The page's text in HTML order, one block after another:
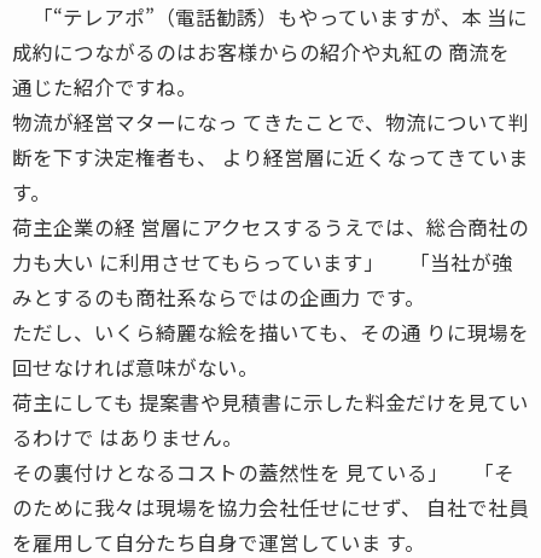
「“テレアポ”（電話勧誘）もやっていますが、本 当に
成約につながるのはお客様からの紹介や丸紅の 商流を
通じた紹介ですね。
物流が経営マターになっ てきたことで、物流について判
断を下す決定権者も、 より経営層に近くなってきていま
す。
荷主企業の経 営層にアクセスするうえでは、総合商社の
力も大い に利用させてもらっています」 「当社が強
みとするのも商社系ならではの企画力 です。
ただし、いくら綺麗な絵を描いても、その通 りに現場を
回せなければ意味がない。
荷主にしても 提案書や見積書に示した料金だけを見てい
るわけで はありません。
その裏付けとなるコストの蓋然性を 見ている」 「そ
のために我々は現場を協力会社任せにせず、 自社で社員
を雇用して自分たち自身で運営していま す。